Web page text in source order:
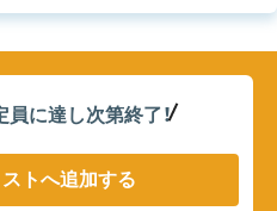
員に達し次第終了！
トへ追加する